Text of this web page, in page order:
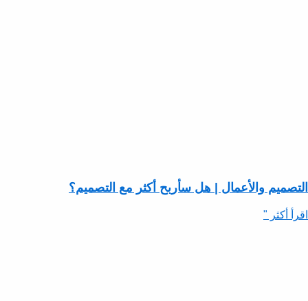
التصميم والأعمال | هل سأربح أكثر مع التصميم؟
اقرأ أكثر "